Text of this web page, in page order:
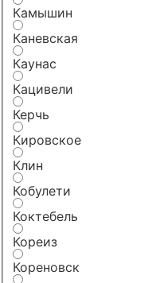
Камышин
Каневская
Каунас
Кацивели
Керчь
Кировское
Клин
Кобулети
Коктебель
Кореиз
Кореновск